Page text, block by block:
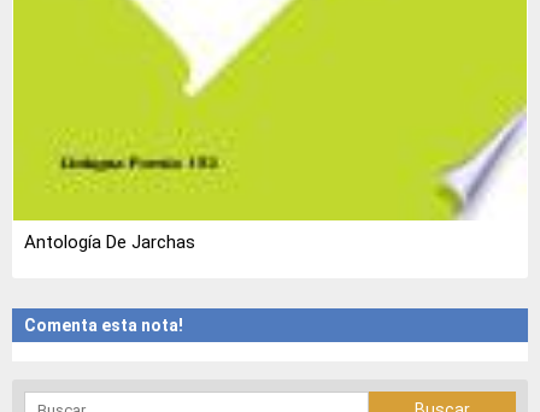
Antología De Jarchas
Comenta esta nota!